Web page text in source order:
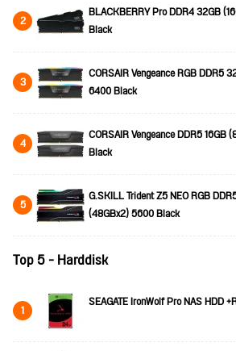
2
BLACKBERRY Pro DDR4 32GB
Black
3
CORSAIR Vengeance RGB DDR5
6400 Black
4
CORSAIR Vengeance DDR5 16GB
Black
5
G.SKILL Trident Z5 NEO RGB
(48GBx2) 5600 Black
Top 5 - Harddisk
1 SEAGATE IronWolf Pro NAS HDD